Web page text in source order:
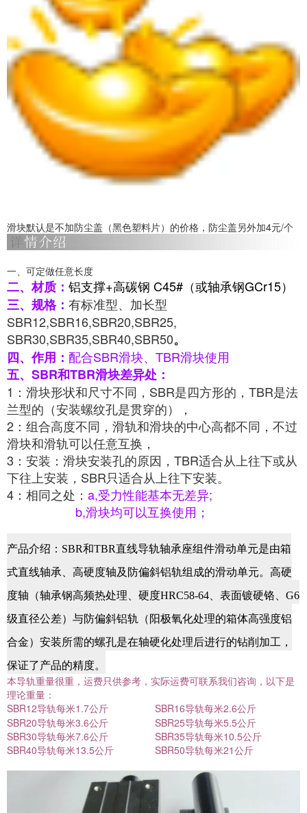
滑块默认是不加防尘盖（黑色塑料片）的价格，防尘盖另外加4元/个
一、可定做任意长度
二、材质： 铝支撑+高碳钢 C45#（或轴承钢GCr15）
三、规格： 有标准型、加长型
SBR12,SBR16,SBR20,SBR25,
SBR30,SBR35,SBR40,SBR50。
四、作用： 配合SBR滑块、TBR滑块使用
五、SBR和TBR滑块差异处：
1：滑块形状和尺寸不同，SBR是四方形的，TBR是法
兰型的（安装螺纹孔是贯穿的），
2：组合高度不同，滑轨和滑块的中心高都不同，不过
滑块和滑轨可以任意互换，
3：安装：滑块安装孔的原因，TBR适合从上往下或从
下往上安装，SBR只适合从上往下安装。
4：相同之处： a,受力性能基本无差异;
b,滑块均可以互换使用；
产品介绍：SBR和TBR直线导轨轴承座组件滑动单元是由箱
式直线轴承、高硬度轴及防偏斜铝轨组成的滑动单元。高硬
度轴（轴承钢高频热处理、硬度HRC58-64、表面镀硬铬、G6
级直径公差）与防偏斜铝轨（阳极氧化处理的箱体高强度铝
合金）安装所需的螺孔是在轴硬化处理后进行的钻削加工，
保证了产品的精度。
本导轨重量很重，运费只供参考，实际运费可联系我们咨询，以下是
理论重量：
SBR12导轨每米1.7公斤 SBR16导轨每米2.6公斤
SBR20导轨每米3.6公斤 SBR25导轨每米5.5公斤
SBR30导轨每米7.6公斤 SBR35导轨每米10.5公斤
SBR40导轨每米13.5公斤 SBR50导轨每米21公斤